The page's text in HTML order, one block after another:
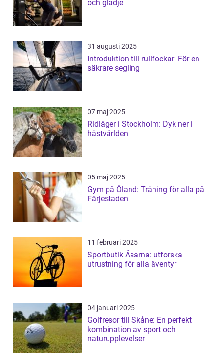
och glädje
31 augusti 2025
Introduktion till rullfockar: För en
säkrare segling
07 maj 2025
Ridläger i Stockholm: Dyk ner i
hästvärlden
05 maj 2025
Gym på Öland: Träning för alla på
Färjestaden
11 februari 2025
Sportbutik Åsarna: utforska
utrustning för alla äventyr
04 januari 2025
Golfresor till Skåne: En perfekt
kombination av sport och
naturupplevelser